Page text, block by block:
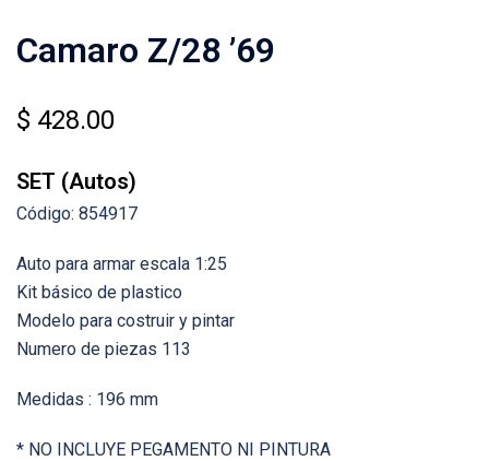
Camaro Z/28 ’69
$ 428.00
SET (Autos)
Código: 854917
Auto para armar escala 1:25
Kit básico de plastico
Modelo para costruir y pintar
Numero de piezas 113
Medidas : 196 mm
* NO INCLUYE PEGAMENTO NI PINTURA